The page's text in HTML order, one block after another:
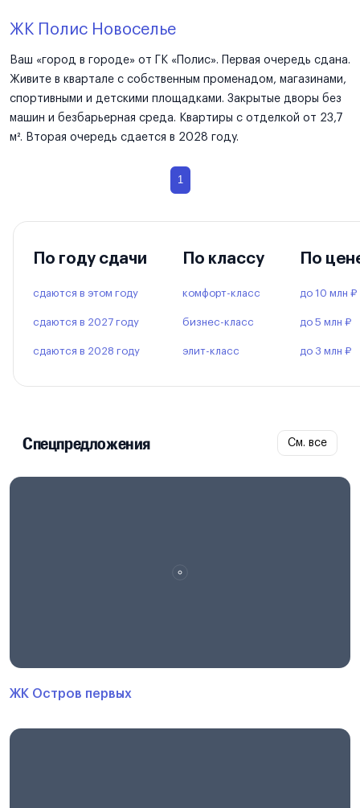
ЖК Полис Новоселье
Ваш «город в городе» от ГК «Полис». Первая очередь сдана.
Живите в квартале с собственным променадом, магазинами,
спортивными и детскими площадками. Закрытые дворы без
машин и безбарьерная среда. Квартиры с отделкой от 23,7
м². Вторая очередь сдается в 2028 году.
1
По году сдачи
сдаются в этом году
сдаются в 2027 году
сдаются в 2028 году
По классу
комфорт-класс
бизнес-класс
элит-класс
По
до 10 млн ₽
до 5 млн ₽
до 3 млн ₽
Спецпредложения См. все
ЖК Остров первых